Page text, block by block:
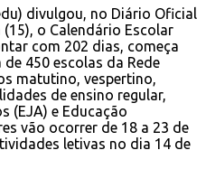
divulgou, no Diário Oficial
o Calendário Escolar
com 202 dias, começa
450 escolas da Rede
matutino, vespertino,
de ensino regular,
(EJA) e Educação
vão ocorrer de 18 a 23 de
letivas no dia 14 de